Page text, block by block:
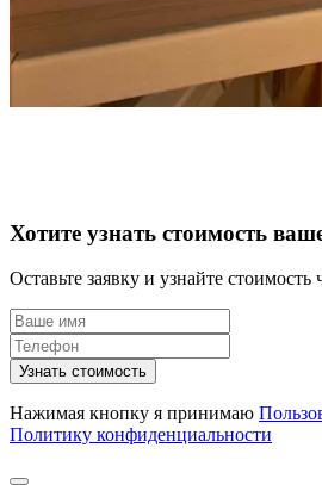
Хотите узнать стоимость
Оставьте заявку и узнайте стоимость
Узнать стоимость
Нажимая кнопку я принимаю
Политику конфиденциальности